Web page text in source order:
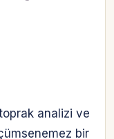
analizi ve
bir